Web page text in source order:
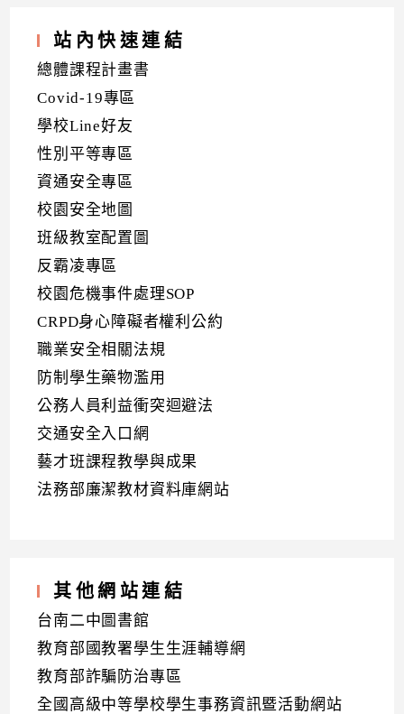
站內快速連結
總體課程計畫書
Covid-19專區
學校Line好友
性別平等專區
資通安全專區
校園安全地圖
班級教室配置圖
反霸凌專區
校園危機事件處理SOP
CRPD身心障礙者權利公約
職業安全相關法規
防制學生藥物濫用
公務人員利益衝突迴避法
交通安全入口網
藝才班課程教學與成果
法務部廉潔教材資料庫網站
其他網站連結
台南二中圖書館
教育部國教署學生生涯輔導網
教育部詐騙防治專區
全國高級中等學校學生事務資訊暨活動網站